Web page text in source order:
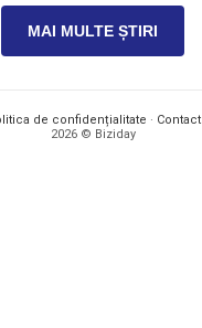
MAI MULTE ȘTIRI
de confidențialitate · Contact
2026 © Biziday